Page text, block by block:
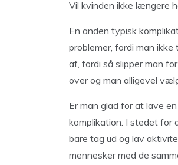
Vil kvinden ikke længere
En anden typisk
problemer, fordi man
af, fordi så slipper man
over og man alligevel
Er man glad for at lave
komplikation. I stedet for
bare tag ud og lav
mennesker med de